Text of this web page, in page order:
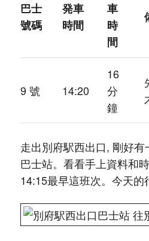
巴士
號碼
発車
時間
車
時
間
9 號 14:20
16
分
鐘
走出別府駅西出口, 剛好
巴士站。看看手上資料和
14:15最早這班次。今天的